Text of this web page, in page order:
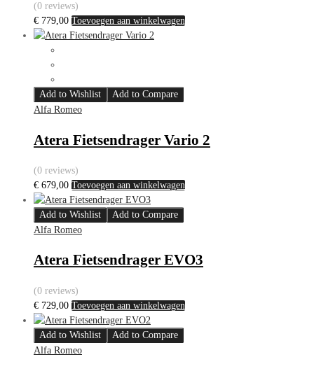
(0 reviews)
€ 779,00 Toevoegen aan winkelwagen
Add to Wishlist
Add to Compare
Alfa Romeo
Atera Fietsendrager Vario 2
(0 reviews)
€ 679,00 Toevoegen aan winkelwagen
Add to Wishlist
Add to Compare
Alfa Romeo
Atera Fietsendrager EVO3
(0 reviews)
€ 729,00 Toevoegen aan winkelwagen
Add to Wishlist
Add to Compare
Alfa Romeo